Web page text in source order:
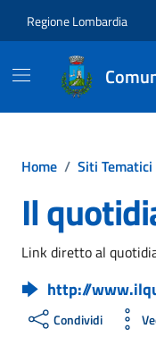
Regione Lombardia
Home / Siti Tematici
Il
Link diretto al
http://
Condividi